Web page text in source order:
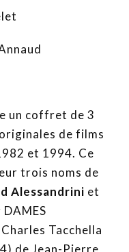
un coffret de 3
de films
et 1994. Ce
trois noms de
Alessandrini et
Tacchella
de Jean-Pierre